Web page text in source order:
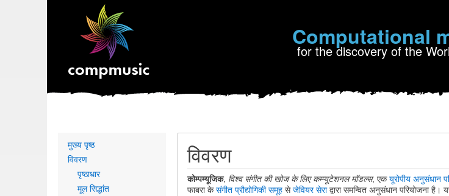
Computational
for the discovery of the
विवरण
कोम्पम्यूजिक, विश्व संगीत की खोज के लिए कम्प्यूटेशनल मॉडल्स, एकयूरोपीय अनुसंधान
फाबरा केसंगीत प्रौद्योगिकी समूहसेजेवियर सेराद्वारा समन्वित अनुसंधान परियोजना
Primary
links
मुख्य पृष्ठ
विवरण
पृष्ठाधार
मूल सिद्धांत